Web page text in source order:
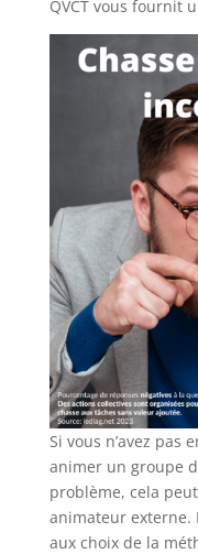
QVCT vous fournit
Si vous n’avez pas
animer un groupe
problème, cela
animateur externe.
aux choix de la